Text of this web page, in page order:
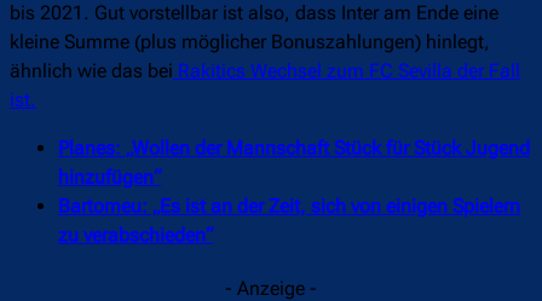
bis 2021. Gut vorstellbar ist also, dass Inter am Ende eine
kleine Summe (plus möglicher Bonuszahlungen) hinlegt,
ähnlich wie das bei Rakitics Wechsel zum FC Sevilla der Fall
ist.
Planes: „Wollen der Mannschaft Stück für Stück Jugend
hinzufügen“
Bartomeu: „Es ist an der Zeit, sich von einigen Spielern
zu verabschieden“
- Anzeige -